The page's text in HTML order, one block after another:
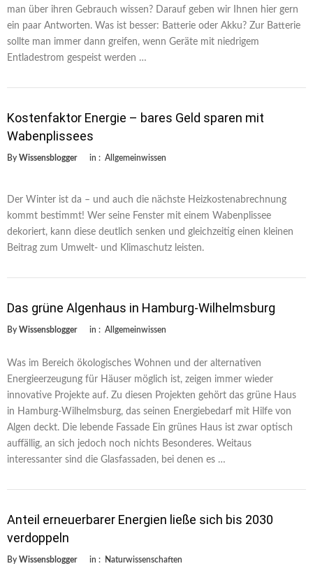
man über ihren Gebrauch wissen? Darauf geben wir Ihnen hier gern
ein paar Antworten. Was ist besser: Batterie oder Akku? Zur Batterie
sollte man immer dann greifen, wenn Geräte mit niedrigem
Entladestrom gespeist werden …
Kostenfaktor Energie – bares Geld sparen mit
Wabenplissees
By Wissensblogger in : Allgemeinwissen
Der Winter ist da – und auch die nächste Heizkostenabrechnung
kommt bestimmt! Wer seine Fenster mit einem Wabenplissee
dekoriert, kann diese deutlich senken und gleichzeitig einen kleinen
Beitrag zum Umwelt- und Klimaschutz leisten.
Das grüne Algenhaus in Hamburg-Wilhelmsburg
By Wissensblogger in : Allgemeinwissen
Was im Bereich ökologisches Wohnen und der alternativen
Energieerzeugung für Häuser möglich ist, zeigen immer wieder
innovative Projekte auf. Zu diesen Projekten gehört das grüne Haus
in Hamburg-Wilhelmsburg, das seinen Energiebedarf mit Hilfe von
Algen deckt. Die lebende Fassade Ein grünes Haus ist zwar optisch
auffällig, an sich jedoch noch nichts Besonderes. Weitaus
interessanter sind die Glasfassaden, bei denen es …
Anteil erneuerbarer Energien ließe sich bis 2030
verdoppeln
By Wissensblogger in : Naturwissenschaften